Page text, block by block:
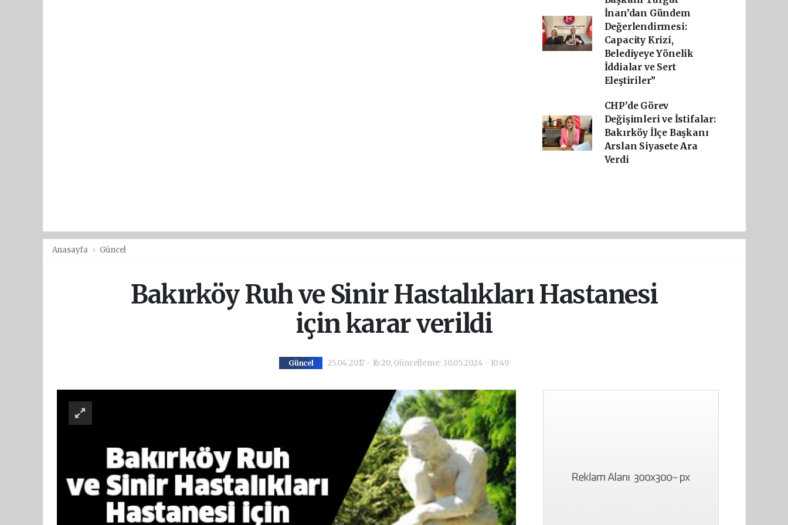
İnan’dan Gündem
Değerlendirmesi:
Capacity Krizi,
Belediyeye Yönelik
İddialar ve Sert
Eleştiriler”
CHP’de Görev
Değişimleri ve İstifalar:
Bakırköy İlçe Başkanı
Arslan Siyasete Ara
Verdi
Anasayfa Güncel
Bakırköy Ruh ve Sinir Hastalıkları Hastanesi
için karar verildi
Güncel 25.04.2017 - 16:20, Güncelleme: 30.05.2024 - 10:49